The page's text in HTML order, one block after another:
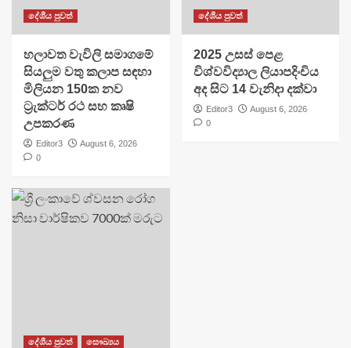
දේශීය පුවත්
හලාවත වැවිලි සමාගමේ
සියලුම වතු කලාප සඳහා
මිලියන 150ක නව
ට්‍රැක්ටර් රථ සහ කෘෂි
උපකරණ
Editor3
August 6, 2026
0
දේශීය පුවත්
​2025 උසස් පෙළ
විශ්වවිද්‍යාල ලියාපදිංචිය
අද සිට 14 වැනිදා දක්වා
Editor3
August 6, 2026
0
දේශීය පුවත් සෞඛ්‍යය